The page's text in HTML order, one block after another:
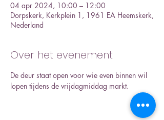
04 apr 2024, 10:00 – 12:00
Dorpskerk, Kerkplein 1, 1961 EA Heemskerk,
Nederland
Over het evenement
De deur staat open voor wie even binnen wil
lopen tijdens de vrijdagmiddag markt.